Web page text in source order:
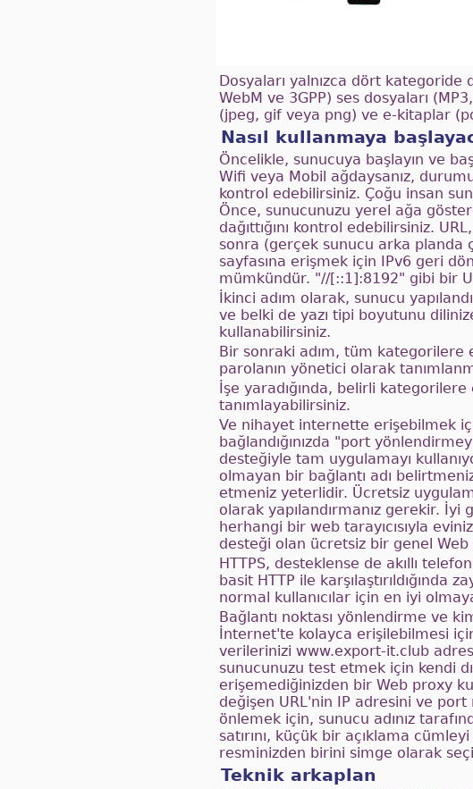
Dosyaları yalnızca dört kategoride
WebM ve 3GPP) ses dosyaları
(jpeg, gif veya png) ve e-kitaplar
Nasıl kullanmaya
Öncelikle, sunucuya başlayın ve
Wifi veya Mobil ağdaysanız,
kontrol edebilirsiniz. Çoğu insan
Önce, sunucunuzu yerel ağa
dağıttığını kontrol edebilirsiniz.
sonra (gerçek sunucu arka planda
sayfasına erişmek için IPv6 geri
mümkündür. "//[::1]:8192" gibi bir
İkinci adım olarak, sunucu
ve belki de yazı tipi boyutunu
kullanabilirsiniz.
Bir sonraki adım, tüm kategorilere
parolanın yönetici olarak
İşe yaradığında, belirli kategorilere
tanımlayabilirsiniz.
Ve nihayet internette erişebilmek
bağlandığınızda "port
desteğiyle tam uygulamayı
olmayan bir bağlantı adı
etmeniz yeterlidir. Ücretsiz
olarak yapılandırmanız gerekir.
herhangi bir web tarayıcısıyla
desteği olan ücretsiz bir genel
HTTPS, desteklense de akıllı
basit HTTP ile karşılaştırıldığında
normal kullanıcılar için en iyi
Bağlantı noktası yönlendirme ve
İnternet'te kolayca erişilebilmesi
verilerinizi www.export-it.club
sunucunuzu test etmek için kendi
erişemediğinizden bir Web proxy
değişen URL'nin IP adresini ve port
önlemek için, sunucu adınız
satırını, küçük bir açıklama
resminizden birini simge olarak
Teknik arkaplan